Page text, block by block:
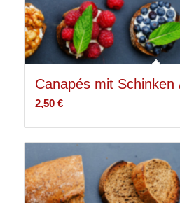
Canapés mit
2,50 €